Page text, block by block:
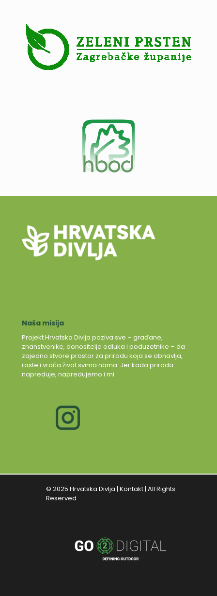
Naša misija
Projekt Hrvatska Divlja poziva sve – građane,
znanstvenike, donositelje odluka i poduzetnike – da
zajedno stvore prostor za prirodu koja se obnavlja,
raste i vraća život svima nama. Jer kada priroda
napreduje, napredujemo i mi.
© 2025 Hrvatska Divlja | Kontakt| All Rights
Reserved